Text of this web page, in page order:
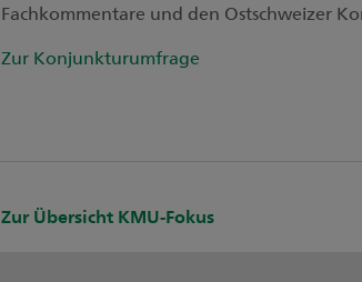
Fachkommentare und den Ostschweizer
Zur Konjunkturumfrage
Zur Übersicht KMU-Fokus